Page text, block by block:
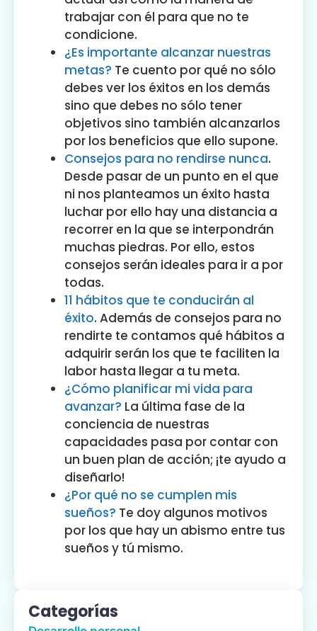
trabajar con él para que no te
condicione.
¿Es importante alcanzar nuestras
metas? Te cuento por qué no sólo
debes ver los éxitos en los demás
sino que debes no sólo tener
objetivos sino también alcanzarlos
por los beneficios que ello supone.
Consejos para no rendirse nunca.
Desde pasar de un punto en el que
ni nos planteamos un éxito hasta
luchar por ello hay una distancia a
recorrer en la que se interpondrán
muchas piedras. Por ello, estos
consejos serán ideales para ir a por
todas.
11 hábitos que te conducirán al
éxito. Además de consejos para no
rendirte te contamos qué hábitos a
adquirir serán los que te faciliten la
labor hasta llegar a tu meta.
¿Cómo planificar mi vida para
avanzar? La última fase de la
conciencia de nuestras
capacidades pasa por contar con
un buen plan de acción; ¡te ayudo a
diseñarlo!
¿Por qué no se cumplen mis
sueños? Te doy algunos motivos
por los que hay un abismo entre tus
sueños y tú mismo.
Categorías